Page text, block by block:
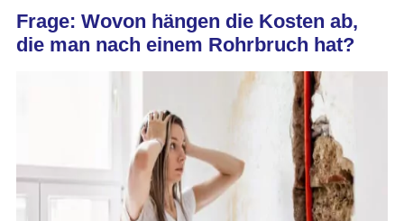
Frage: Wovon hängen die Kosten ab,
die man nach einem Rohrbruch hat?